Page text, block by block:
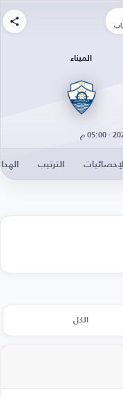
الميناء
الإحصائيات الترتيب
الكل